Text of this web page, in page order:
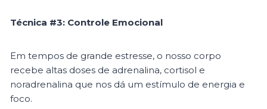
Técnica #3: Controle Emocional
Em tempos de grande estresse, o nosso corpo
recebe altas doses de adrenalina, cortisol e
noradrenalina que nos dá um estímulo de energia e
foco.